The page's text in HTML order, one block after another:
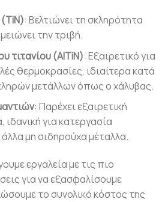
(TiN): Βελτιώνει τη σκληρότητα
την τριβή.
τιτανίου (AlTiN): Εξαιρετικό για
θερμοκρασίες, ιδιαίτερα κατά
μετάλλων όπως ο χάλυβας.
: Παρέχει εξαιρετική
για κατεργασία
μη σιδηρούχα μέταλλα.
εργαλεία με τις πιο
για να εξασφαλίσουμε
το συνολικό κόστος της